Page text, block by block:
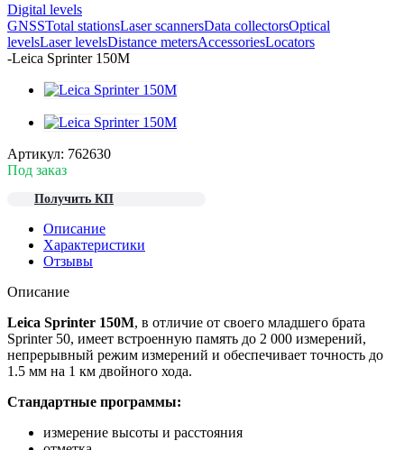
Digital levels
GNSSTotal stationsLaser scannersData collectorsOptical
levelsLaser levelsDistance metersAccessoriesLocators
-Leica Sprinter 150M
Артикул: 762630
Под заказ
Получить КП
Описание
Характеристики
Отзывы
Описание
Leica Sprinter 150M, в отличие от своего младшего брата
Sprinter 50, имеет встроенную память до 2 000 измерений,
непрерывный режим измерений и обеспечивает точность до
1.5 мм на 1 км двойного хода.
Стандартные программы:
измерение высоты и расстояния